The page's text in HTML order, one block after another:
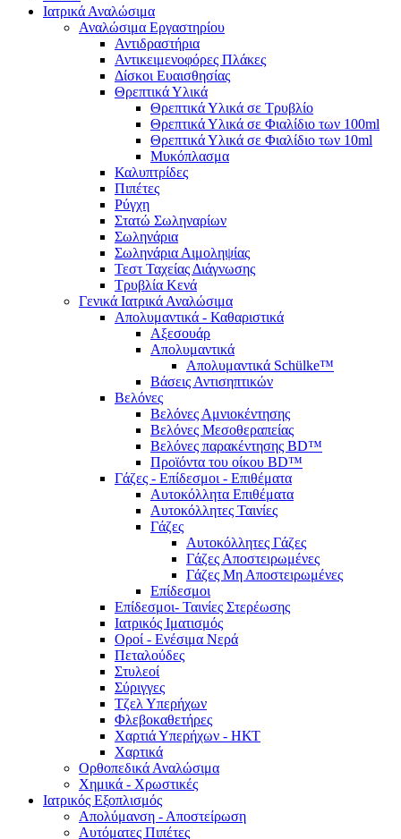
Ιατρικά Αναλώσιμα
Αναλώσιμα Εργαστηρίου
Αντιδραστήρια
Αντικειμενοφόρες Πλάκες
Δίσκοι Ευαισθησίας
Θρεπτικά Υλικά
Θρεπτικά Υλικά σε Τρυβλίο
Θρεπτικά Υλικά σε Φιαλίδιο των 100ml
Θρεπτικά Υλικά σε Φιαλίδιο των 10ml
Μυκόπλασμα
Καλυπτρίδες
Πιπέτες
Ρύγχη
Στατώ Σωληναρίων
Σωληνάρια
Σωληνάρια Αιμοληψίας
Τεστ Ταχείας Διάγνωσης
Τρυβλία Κενά
Γενικά Ιατρικά Αναλώσιμα
Απολυμαντικά - Καθαριστικά
Αξεσουάρ
Απολυμαντικά
Απολυμαντικά Schülke™
Βάσεις Αντισηπτικών
Βελόνες
Βελόνες Αμνιοκέντησης
Βελόνες Μεσοθεραπείας
Βελόνες παρακέντησης BD™
Προϊόντα του οίκου BD™
Γάζες - Επίδεσμοι - Επιθέματα
Αυτοκόλλητα Επιθέματα
Αυτοκόλλητες Ταινίες
Γάζες
Αυτοκόλλητες Γάζες
Γάζες Αποστειρωμένες
Γάζες Μη Αποστειρωμένες
Επίδεσμοι
Επίδεσμοι- Ταινίες Στερέωσης
Ιατρικός Ιματισμός
Οροί - Ενέσιμα Νερά
Πεταλούδες
Στυλεοί
Σύριγγες
Τζελ Υπερήχων
Φλεβοκαθετήρες
Χαρτιά Υπερήχων - ΗΚΤ
Χαρτικά
Ορθοπεδικά Αναλώσιμα
Χημικά - Χρωστικές
Ιατρικός Εξοπλισμός
Απολύμανση - Αποστείρωση
Αυτόματες Πιπέτες